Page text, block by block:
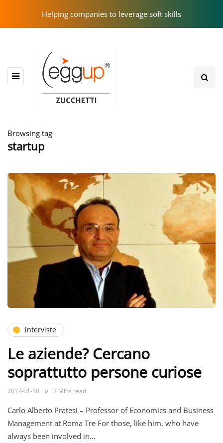
Helping companies to leverage soft skills
Browsing tag
startup
interviste
Le aziende? Cercano
soprattutto persone curiose
2017-01-30 3 Mins read
Carlo Alberto Pratesi – Professor of Economics and Business
Management at Roma Tre For those, like him, who have
always been involved in…